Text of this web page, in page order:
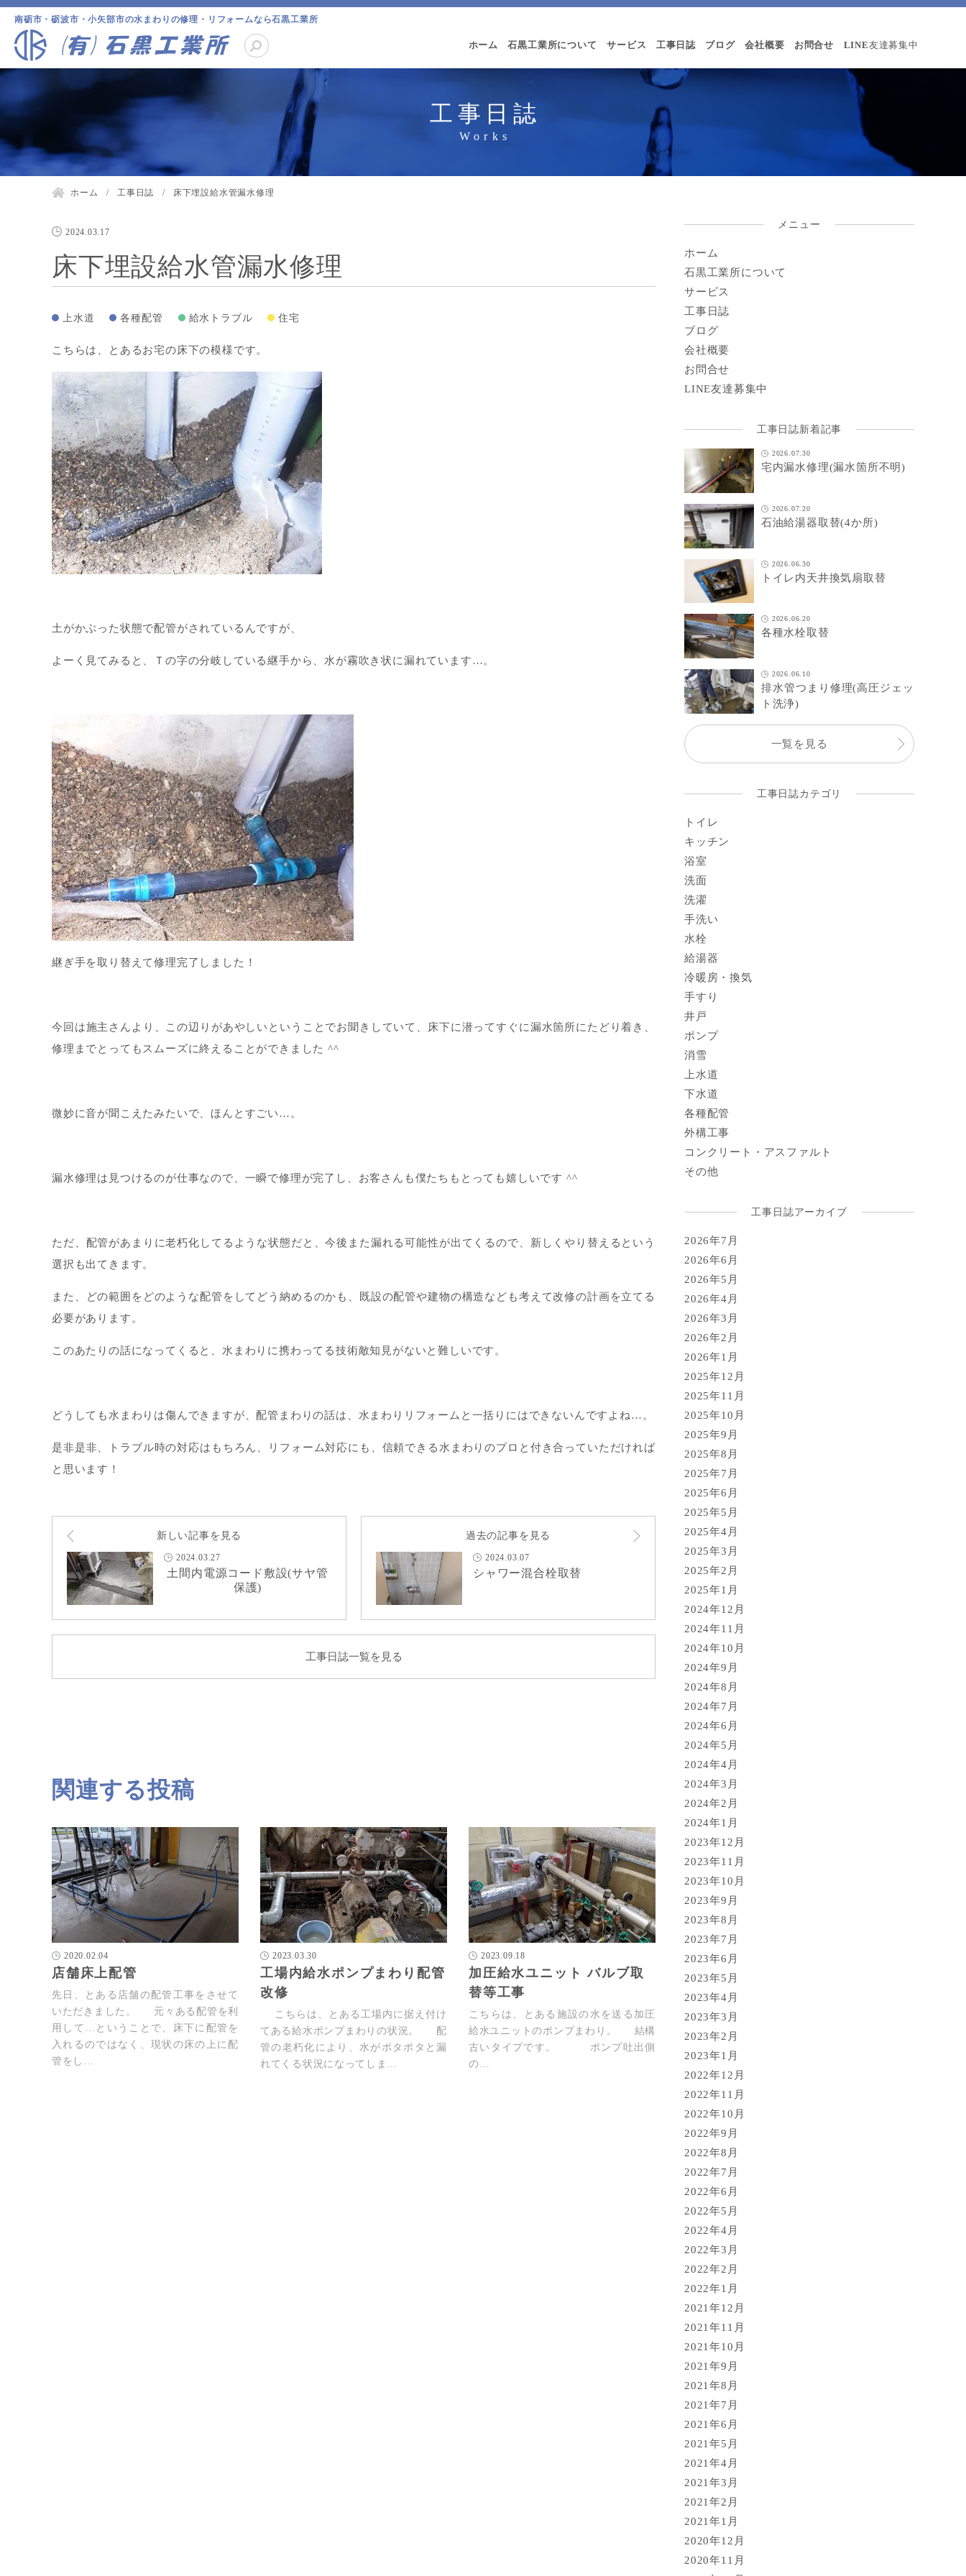
南砺市・砺波市・小矢部市の水まわりの修理・リフォームなら石黒工業所
ホーム 石黒工業所について サービス 工事日誌 ブログ 会社概要 お問合せ LINE友達募集中
工事日誌
ホーム 工事日誌 床下埋設給水管漏水修理
2024.03.17
床下埋設給水管漏水修理
上水道 各種配管 給水トラブル 住宅
こちらは、とあるお宅の床下の模様です。
土がかぶった状態で配管がされているんですが、
よーく見てみると、Ｔの字の分岐している継手から、水が霧吹き状に漏れています…。
継ぎ手を取り替えて修理完了しました！
今回は施主さんより、この辺りがあやしいということでお聞きしていて、床下に潜ってすぐに漏水箇所にたどり着き、
修理までとってもスムーズに終えることができました ^^
微妙に音が聞こえたみたいで、ほんとすごい…。
漏水修理は見つけるのが仕事なので、一瞬で修理が完了し、お客さんも僕たちもとっても嬉しいです ^^
ただ、配管があまりに老朽化してるような状態だと、今後また漏れる可能性が出てくるので、新しくやり替えるという
選択も出てきます。
また、どの範囲をどのような配管をしてどう納めるのかも、既設の配管や建物の構造なども考えて改修の計画を立てる
必要があります。
このあたりの話になってくると、水まわりに携わってる技術敵知見がないと難しいです。
どうしても水まわりは傷んできますが、配管まわりの話は、水まわりリフォームと一括りにはできないんですよね…。
是非是非、トラブル時の対応はもちろん、リフォーム対応にも、信頼できる水まわりのプロと付き合っていただければ
と思います！
新しい記事を見る
2024.03.27
土間内電源コード敷設(サヤ管
保護)
過去の記事を見る
2024.03.07
シャワー混合栓取替
工事日誌一覧を見る
関連する投稿
2020.02.04
店舗床上配管
先日、とある店舗の配管工事をさせて
いただきました。 元々ある配管を利
用して…ということで、床下に配管を
入れるのではなく、現状の床の上に配
管をし…
2023.03.30
工場内給水ポンプまわり配管
改修
こちらは、とある工場内に据え付け
てある給水ポンプまわりの状況。 配
管の老朽化により、水がポタポタと漏
れてくる状況になってしま…
2023.09.18
加圧給水ユニット バルブ取
替等工事
こちらは、とある施設の水を送る加圧
給水ユニットのポンプまわり。 結構
古いタイプです。 ポンプ吐出側
の…
メニュー
ホーム
石黒工業所について
サービス
工事日誌
ブログ
会社概要
お問合せ
LINE友達募集中
工事日誌新着記事
2026.07.30
宅内漏水修理(漏水箇所不明)
2026.07.20
石油給湯器取替(4か所)
2026.06.30
トイレ内天井換気扇取替
2026.06.20
各種水栓取替
2026.06.10
排水管つまり修理(高圧ジェッ
ト洗浄)
一覧を見る
工事日誌カテゴリ
トイレ
キッチン
浴室
洗面
洗濯
手洗い
水栓
給湯器
冷暖房・換気
手すり
井戸
ポンプ
消雪
上水道
下水道
各種配管
外構工事
コンクリート・アスファルト
その他
工事日誌アーカイブ
2026年7月
2026年6月
2026年5月
2026年4月
2026年3月
2026年2月
2026年1月
2025年12月
2025年11月
2025年10月
2025年9月
2025年8月
2025年7月
2025年6月
2025年5月
2025年4月
2025年3月
2025年2月
2025年1月
2024年12月
2024年11月
2024年10月
2024年9月
2024年8月
2024年7月
2024年6月
2024年5月
2024年4月
2024年3月
2024年2月
2024年1月
2023年12月
2023年11月
2023年10月
2023年9月
2023年8月
2023年7月
2023年6月
2023年5月
2023年4月
2023年3月
2023年2月
2023年1月
2022年12月
2022年11月
2022年10月
2022年9月
2022年8月
2022年7月
2022年6月
2022年5月
2022年4月
2022年3月
2022年2月
2022年1月
2021年12月
2021年11月
2021年10月
2021年9月
2021年8月
2021年7月
2021年6月
2021年5月
2021年4月
2021年3月
2021年2月
2021年1月
2020年12月
2020年11月